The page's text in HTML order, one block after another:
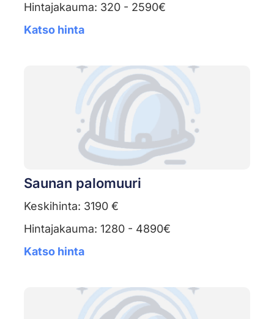
Hintajakauma: 320 - 2590€
Katso hinta
Saunan palomuuri
Keskihinta: 3190 €
Hintajakauma: 1280 - 4890€
Katso hinta